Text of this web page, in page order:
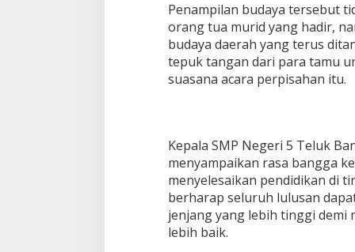
Penampilan budaya tersebut
orang tua murid yang hadir,
budaya daerah yang terus
tepuk tangan dari para tamu
suasana acara perpisahan itu.
Kepala SMP Negeri 5 Teluk
menyampaikan rasa bangga
menyelesaikan pendidikan di
berharap seluruh lulusan
jenjang yang lebih tinggi demi
lebih baik.